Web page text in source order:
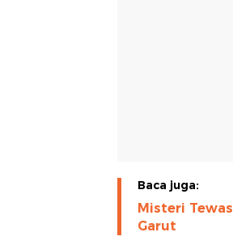
Baca juga:
Misteri
Garut